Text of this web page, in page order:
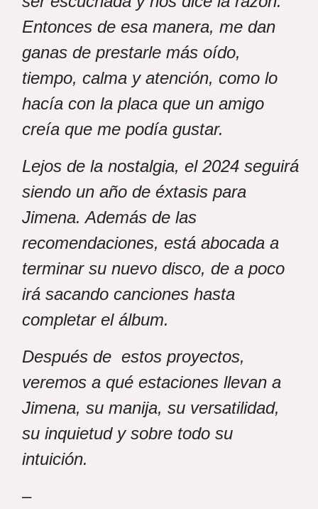
Entonces de esa manera, me dan
ganas de prestarle más oído,
tiempo, calma y atención, como lo
hacía con la placa que un amigo
creía que me podía gustar.
Lejos de la nostalgia, el 2024 seguirá
siendo un año de éxtasis para
Jimena. Además de las
recomendaciones, está abocada a
terminar su nuevo disco, de a poco
irá sacando canciones hasta
completar el álbum.
Después de estos proyectos,
veremos a qué estaciones llevan a
Jimena, su manija, su versatilidad,
su inquietud y sobre todo su
intuición.
–